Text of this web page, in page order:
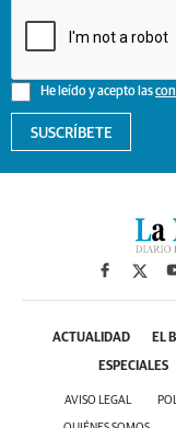
He leído y acepto las
SUSCRÍBETE
ACTUALIDAD EL
ESPECIALES
AVISO LEGAL